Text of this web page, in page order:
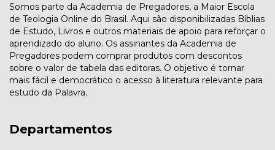
Somos parte da Academia de Pregadores, a Maior Escola
de Teologia Online do Brasil. Aqui são disponibilizadas Bíblias
de Estudo, Livros e outros materiais de apoio para reforçar o
aprendizado do aluno. Os assinantes da Academia de
Pregadores podem comprar produtos com descontos
sobre o valor de tabela das editoras. O objetivo é tornar
mais fácil e democrático o acesso à literatura relevante para
estudo da Palavra.
Departamentos